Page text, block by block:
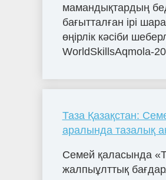
мамандықтардың
бағытталған ірі
өңірлік кәсіби
WorldSkillsAqmola-
Таза Қазақстан:
аралында тазалық
Семей қаласында
жалпыұлттық